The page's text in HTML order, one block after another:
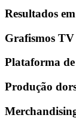
Resultados
Grafismos TV
Plataforma
Produção